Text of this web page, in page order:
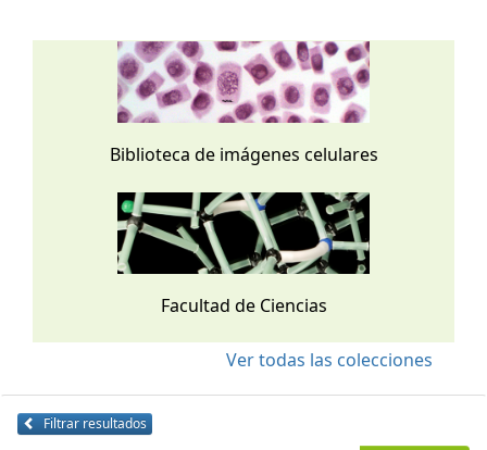
Biblioteca de imágenes celulares
Facultad de Ciencias
Ver todas las colecciones
Filtrar resultados